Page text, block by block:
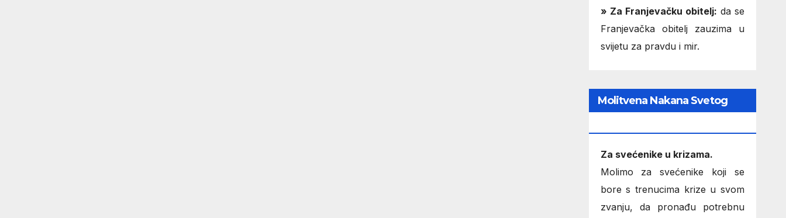
» Za Franjevačku obitelj: da se
Franjevačka obitelj zauzima u
svijetu za pravdu i mir.
Molitvena Nakana Svetog
Za svećenike u krizama.
Molimo za svećenike koji se
bore s trenucima krize u svom
zvanju, da pronađu potrebnu